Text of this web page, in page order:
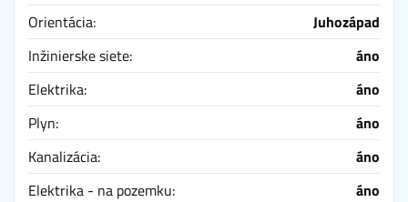
Orientácia:
Juhozápad
Inžinierske siete:
áno
Elektrika:
áno
Plyn:
áno
Kanalizácia:
áno
Elektrika - na pozemku:
áno